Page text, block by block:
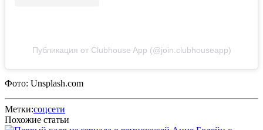
Публикация от Clubhouse App (@join.clubhouseapp)
Фото: Unsplash.com
Метки:соцсети
Похожие статьи